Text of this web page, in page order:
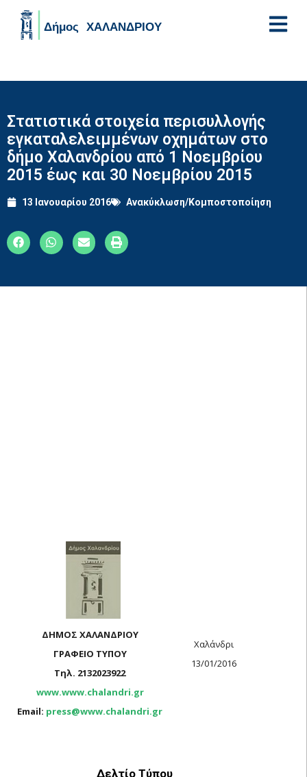
Στατιστικά στοιχεία περισυλλογής
εγκαταλελειμμένων οχημάτων στο
δήμο Χαλανδρίου από 1 Νοεμβρίου
2015 έως και 30 Νοεμβρίου 2015
13 Ιανουαρίου 2016 Ανακύκλωση/Κομποστοποίηση
ΔΗΜΟΣ ΧΑΛΑΝΔΡΙΟΥ
ΓΡΑΦΕΙΟ ΤΥΠΟΥ
Τηλ. 2132023922
www.www.chalandri.gr
Email: press@www.chalandri.gr
Χαλάνδρι
13/01/2016
Δελτίο Τύπου